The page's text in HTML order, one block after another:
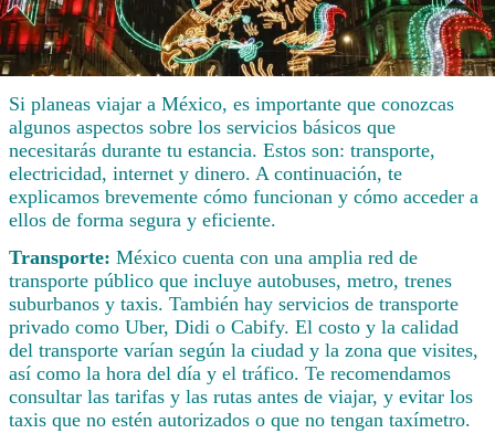
Si planeas viajar a México, es importante que conozcas
algunos aspectos sobre los servicios básicos que
necesitarás durante tu estancia. Estos son: transporte,
electricidad, internet y dinero. A continuación, te
explicamos brevemente cómo funcionan y cómo acceder a
ellos de forma segura y eficiente.
Transporte: México cuenta con una amplia red de
transporte público que incluye autobuses, metro, trenes
suburbanos y taxis. También hay servicios de transporte
privado como Uber, Didi o Cabify. El costo y la calidad
del transporte varían según la ciudad y la zona que visites,
así como la hora del día y el tráfico. Te recomendamos
consultar las tarifas y las rutas antes de viajar, y evitar los
taxis que no estén autorizados o que no tengan taxímetro.